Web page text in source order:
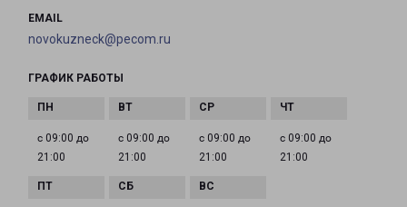
EMAIL
novokuzneck@pecom.ru
ГРАФИК РАБОТЫ
с 09:00 до
21:00
с 09:00 до
21:00
с 09:00 до
21:00
с 09:00 до
21:00